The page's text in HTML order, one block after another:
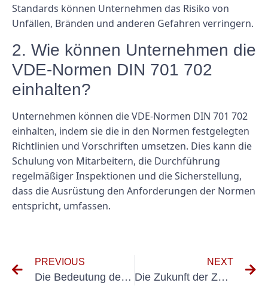
Standards können Unternehmen das Risiko von
Unfällen, Bränden und anderen Gefahren verringern.
2. Wie können Unternehmen die
VDE-Normen DIN 701 702
einhalten?
Unternehmen können die VDE-Normen DIN 701 702
einhalten, indem sie die in den Normen festgelegten
Richtlinien und Vorschriften umsetzen. Dies kann die
Schulung von Mitarbeitern, die Durchführung
regelmäßiger Inspektionen und die Sicherstellung,
dass die Ausrüstung den Anforderungen der Normen
entspricht, umfassen.
PREVIOUS
Die Bedeutung der Prüfung elektrischer Anlagen nach DGUV V3 für die Gewährleistung der Arbeitssicherheit
NEXT
Die Zukunft der Zahlungstechnologie: E-Check Geräte